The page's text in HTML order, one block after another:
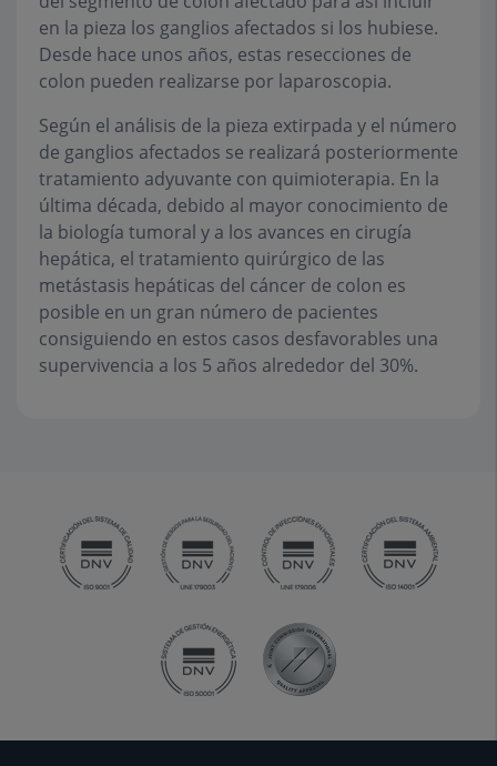
en la pieza los ganglios afectados si los hubiese.
Desde hace unos años, estas resecciones de
colon pueden realizarse por laparoscopia.
Según el análisis de la pieza extirpada y el número
de ganglios afectados se realizará posteriormente
tratamiento adyuvante con quimioterapia. En la
última década, debido al mayor conocimiento de
la biología tumoral y a los avances en cirugía
hepática, el tratamiento quirúrgico de las
metástasis hepáticas del cáncer de colon es
posible en un gran número de pacientes
consiguiendo en estos casos desfavorables una
supervivencia a los 5 años alrededor del 30%.